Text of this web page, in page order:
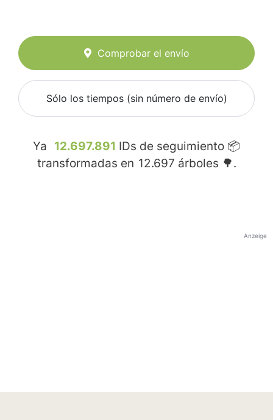
Comprobar el envío
Sólo los tiempos (sin número de envío)
Ya 12.697.891 IDs de seguimiento 📦
transformadas en 12.697 árboles 🌳.
Anzeige